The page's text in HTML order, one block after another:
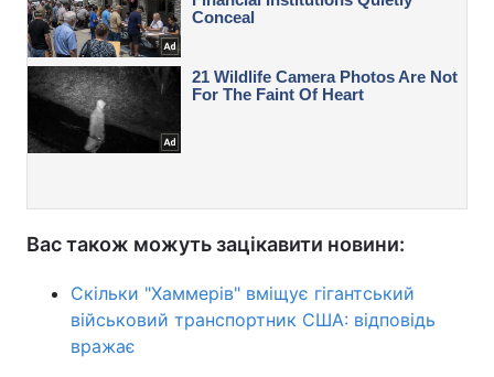
Вас також можуть зацікавити новини:
Скільки "Хаммерів" вміщує гігантський
військовий транспортник США: відповідь
вражає